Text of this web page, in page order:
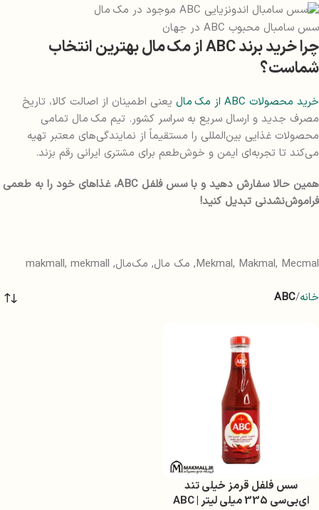
سس سامبال محبوب ABC در جهان
چرا خرید برند ABC از مک مال بهترین انتخاب
شماست؟
خرید محصولات ABC از مک مال
یعنی اطمینان از اصالت کالا، تاریخ
مصرف جدید و ارسال سریع به سراسر کشور. تیم مک مال تمامی
محصولات غذایی بین‌المللی را مستقیماً از نمایندگی‌های معتبر تهیه
می‌کند تا تجربه‌ای ایمن و خوش‌طعم برای مشتری ایرانی رقم بزند.
همین حالا سفارش دهید و با سس فلفل ABC، غذاهای خود را به طعمی
فراموش‌نشدنی تبدیل کنید!
Mekmal, Makmal, Mecmal, مک مال, مک‌مال, makmall, mekmall
خانه ABC
سس فلفل قرمز خیلی تند
ای‌بی‌سی 335 میلی لیتر | ABC